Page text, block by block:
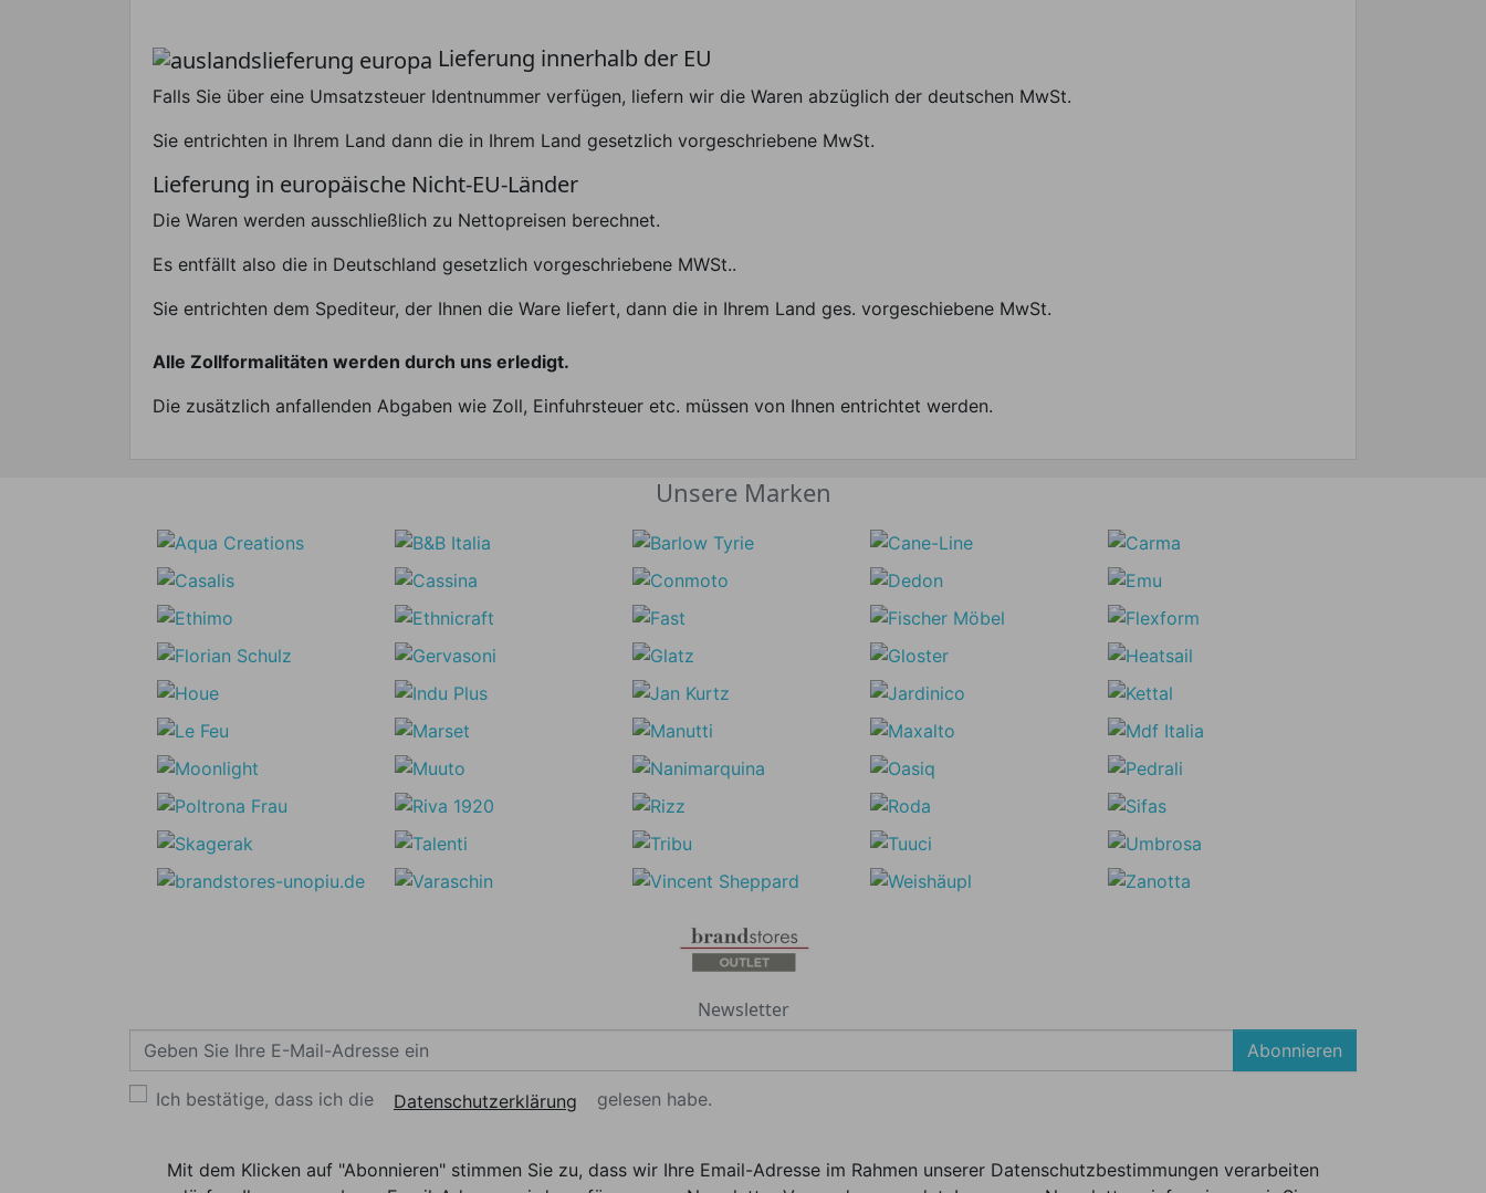
Lieferung innerhalb der EU
Falls Sie über eine Umsatzsteuer Identnummer verfügen, liefern wir die Waren abzüglich der deutschen MwSt.
Sie entrichten in Ihrem Land dann die in Ihrem Land gesetzlich vorgeschriebene MwSt.
Lieferung in europäische Nicht-EU-Länder
Die Waren werden ausschließlich zu Nettopreisen berechnet.
Es entfällt also die in Deutschland gesetzlich vorgeschriebene MWSt..
Sie entrichten dem Spediteur, der Ihnen die Ware liefert, dann die in Ihrem Land ges. vorgeschiebene MwSt.
Alle Zollformalitäten werden durch uns erledigt.
Die zusätzlich anfallenden Abgaben wie Zoll, Einfuhrsteuer etc. müssen von Ihnen entrichtet werden.
Unsere Marken
Newsletter
Abonnieren
Ich bestätige, dass ich die Datenschutzerklärung gelesen habe.
Mit dem Klicken auf "Abonnieren" stimmen Sie zu, dass wir Ihre Email-Adresse im Rahmen unserer Datenschutzbestimmungen verarbeiten